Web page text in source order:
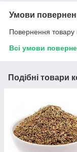
Умови
Повернення товару
Всі умови
Подібні товари